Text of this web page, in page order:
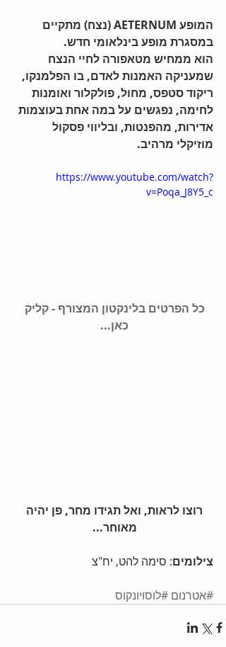
המופע AETERNUM (נצח) מתקיים
במסגרת מופע בינלאומי חדש.
הוא ממחיש מטאפורה לחיי הנצח
שמעניקה האמנות לאדם, בו הפלמנקו,
ריקוד סטפס, מחול, פולקלור ואומנות
לחימה, נפגשים על במה אחת בעוצמות
אדירות, מהפנטות, ובליווי פסקול
מוזיקלי מרהיב.
https://www.youtube.com/watch?
v=Poqa_J8Y5_c
כל הפרטים בלינקטון המצורף - קליק
כאן...
רוצו לראות, ואל תגידו מחר, פן יהיה
מאוחר...
צילומים: סימה להט, יח"צ
#אטרנום #לוסויונקוס